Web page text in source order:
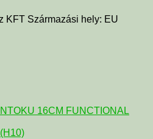
KFT Származási hely: EU